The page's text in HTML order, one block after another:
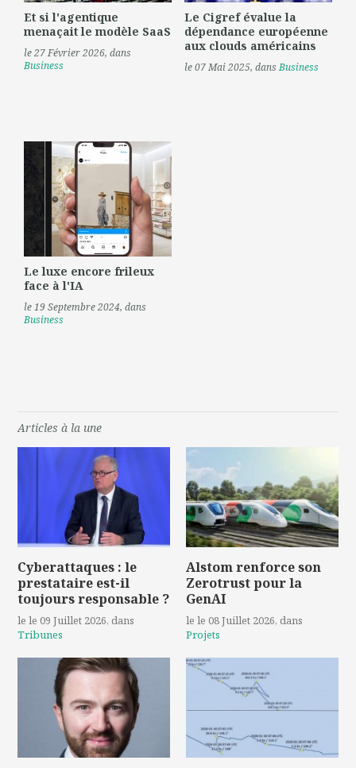
Et si l'agentique
menaçait le modèle SaaS
le 27 Février 2026, dans
Business
Le Cigref évalue la
dépendance européenne
aux clouds américains
le 07 Mai 2025, dansBusiness
Le luxe encore frileux
face à l'IA
le 19 Septembre 2024, dans
Business
Articles à la une
Cyberattaques : le
prestataire est-il
toujours responsable ?
le le 09 Juillet 2026, dans
Tribunes
Alstom renforce son
Zerotrust pour la
GenAI
le le 08 Juillet 2026, dans
Projets